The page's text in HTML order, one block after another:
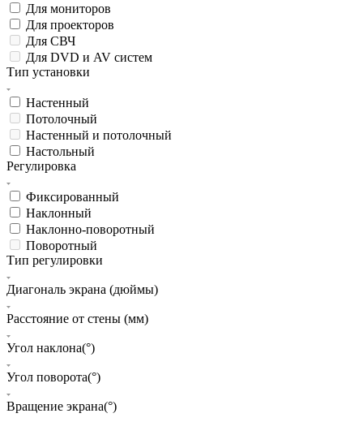
Для мониторов
Для проекторов
Для СВЧ
Для DVD и AV систем
Тип установки
Настенный
Потолочный
Настенный и потолочный
Настольный
Регулировка
Фиксированный
Наклонный
Наклонно-поворотный
Поворотный
Тип регулировки
Диагональ экрана (дюймы)
Расстояние от стены (мм)
Угол наклона(°)
Угол поворота(°)
Вращение экрана(°)